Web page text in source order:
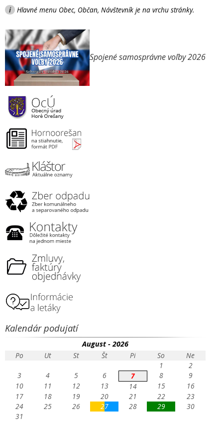
i Hlavné menu Obec, Občan, Návštevník je na vrchu stránky.
Spojené samosprávne voľby 2026
Kalendár podujatí
August - 2026
Po
Ut St Št Pi So
Ne
1
2
3
4 5 6 7 8
9
10
11 12 13 14 15
16
17
18 19 20 21 22
23
24
25 26 27 28 29
30
31